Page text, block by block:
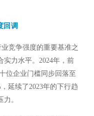
回调
竞争强度的重要基准之
实力水平。2024年，前
位企业门槛同步回落至
延续了2023年的下行趋
。